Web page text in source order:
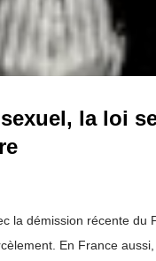
la loi
la démission récente du
En France